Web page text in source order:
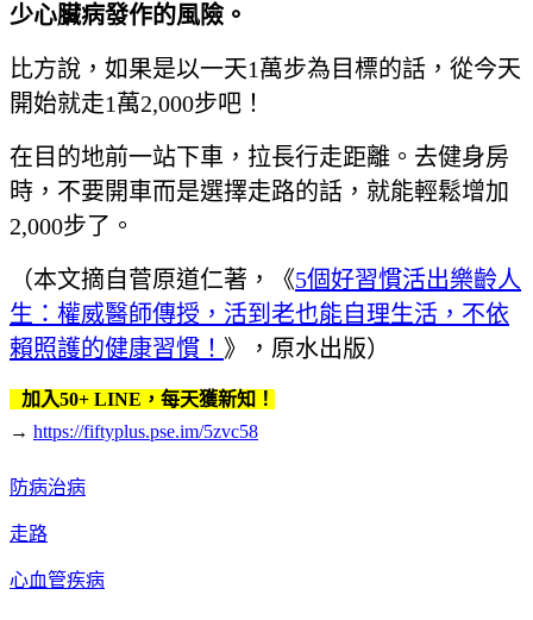
少心臟病發作的風險。
比方說，如果是以一天1萬步為目標的話，從今天
開始就走1萬2,000步吧！
在目的地前一站下車，拉長行走距離。去健身房
時，不要開車而是選擇走路的話，就能輕鬆增加
2,000步了。
（本文摘自菅原道仁著，《5個好習慣活出樂齡人
生：權威醫師傳授，活到老也能自理生活，不依
賴照護的健康習慣！ 》，原水出版）
加入50+ LINE，每天獲新知！
→ https://fiftyplus.pse.im/5zvc58
防病治病
走路
心血管疾病